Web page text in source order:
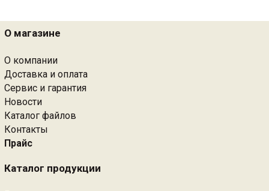
О магазине
О компании
Доставка и оплата
Сервис и гарантия
Новости
Каталог файлов
Контакты
Прайс
Каталог продукции